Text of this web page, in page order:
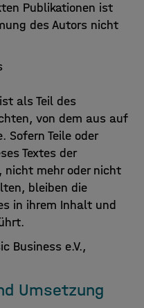
Publikationen ist
des Autors nicht
als Teil des
von dem aus auf
Sofern Teile oder
Textes der
nicht mehr oder nicht
bleiben die
in ihrem Inhalt und
Business e.V.,
Umsetzung